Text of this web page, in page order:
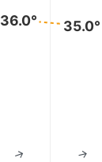
36.0°
↑
35.0°
↑